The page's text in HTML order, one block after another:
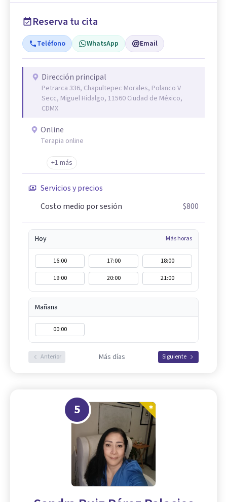
Reserva tu cita
Teléfono WhatsApp Email
Dirección principal
Petrarca 336, Chapultepec Morales, Polanco V
Secc, Miguel Hidalgo, 11560 Ciudad de México,
CDMX
Online
Terapia online
+1 más
Servicios y precios
Costo medio por sesión
$800
Hoy Más horas
16:00 17:00
18:00
19:00
20:00 21:00
Mañana
00:00
Anterior Más días Siguiente
5